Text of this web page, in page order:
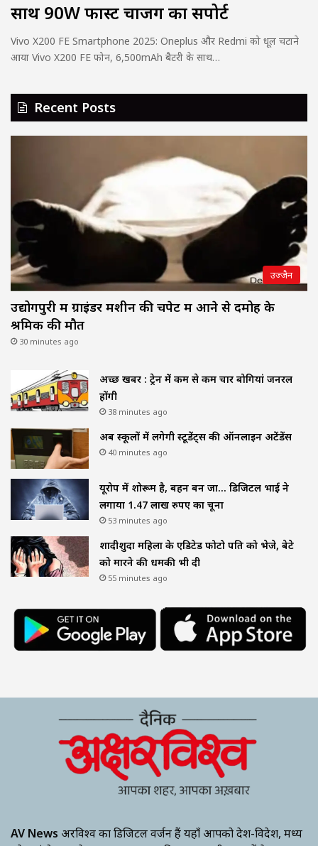
साथ 90W फास्ट चार्जिंग का सपोर्ट
Vivo X200 FE Smartphone 2025: Oneplus और Redmi को धूल चटाने
आया Vivo X200 FE फोन, 6,500mAh बैटरी के साथ…
Recent Posts
उज्जैन
उद्योगपुरी में ग्राइंडर मशीन की चपेट में आने से दमोह के
श्रमिक की मौत
30 minutes ago
अच्छी खबर : ट्रेन में कम से कम चार बोगियां जनरल
होंगी
38 minutes ago
अब स्कूलों में लगेगी स्टूडेंट्स की ऑनलाइन अटेंडेंस
40 minutes ago
यूरोप में शोरूम है, बहन बन जा… डिजिटल भाई ने
लगाया 1.47 लाख रुपए का चूना
53 minutes ago
शादीशुदा महिला के एडिटेड फोटो पति को भेजे, बेटे
को मारने की धमकी भी दी
55 minutes ago
AV News अक्षरविश्व का डिजिटल वर्जन हैं यहाँ आपको देश-विदेश, मध्य